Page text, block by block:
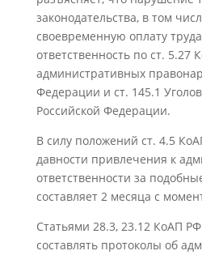
законодательства, в том
своевременную оплату
ответственность по ст. 5.27
административных
Федерации и ст. 145.1
Российской Федерации.
В силу положений ст. 4.5
давности привлечения к
ответственности за
составляет 2 месяца с
Статьями 28.3, 23.12 КоАП
составлять протоколы об